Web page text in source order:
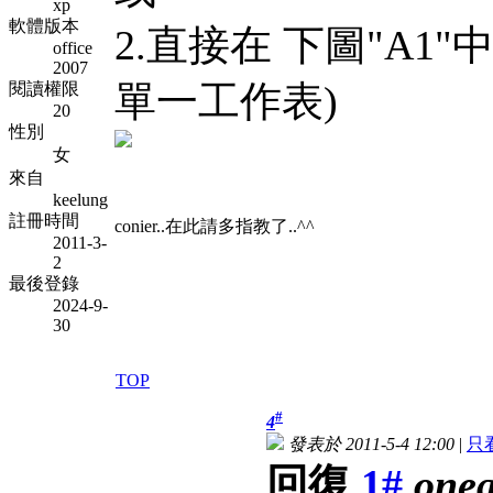
xp
軟體版本
office
2007
閱讀權限
20
性別
女
來自
keelung
註冊時間
2011-3-
2
最後登錄
2024-9-
30
2.直接在 下圖"A1"
單一工作表)
conier..在此請多指教了..^^
TOP
4#
發表於 2011-5-4 12:00 | 只